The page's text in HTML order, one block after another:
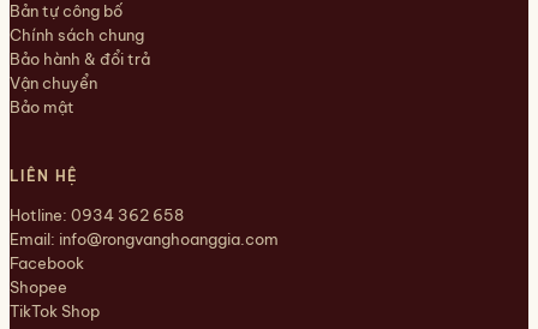
Bản tự công bố
Chính sách chung
Bảo hành & đổi trả
Vận chuyển
Bảo mật
LIÊN HỆ
Hotline: 0934 362 658
Email: info@rongvanghoanggia.com
Facebook
Shopee
TikTok Shop